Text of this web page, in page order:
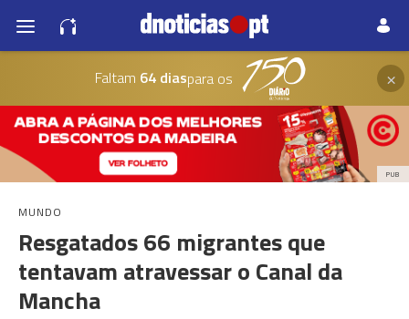
Faltam 64 diaspara os ×
PUB
MUNDO
Resgatados 66 migrantes que
tentavam atravessar o Canal da
Mancha